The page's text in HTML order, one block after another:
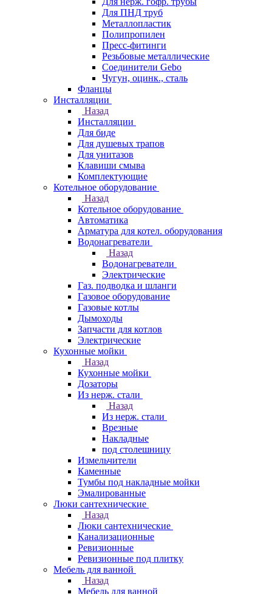
Для ПНД труб
Металлопластик
Полипропилен
Пресс-фитинги
Резьбовые металлические
Соединители Gebo
Чугун, оцинк., сталь
Фланцы
Инсталляции
Назад
Инсталляции
Для биде
Для душевых трапов
Для унитазов
Клавиши смыва
Комплектующие
Котельное оборудование
Назад
Котельное оборудование
Автоматика
Арматура для котел. оборудования
Водонагреватели
Назад
Водонагреватели
Электрические
Газ. подводка и шланги
Газовое оборудование
Газовые котлы
Дымоходы
Запчасти для котлов
Электрические
Кухонные мойки
Назад
Кухонные мойки
Дозаторы
Из нерж. стали
Назад
Из нерж. стали
Врезные
Накладные
под столешницу
Измельчители
Каменные
Тумбы под накладные мойки
Эмалированные
Люки сантехнические
Назад
Люки сантехнические
Канализационные
Ревизионные
Ревизионные под плитку
Мебель для ванной
Назад
Мебель для ванной